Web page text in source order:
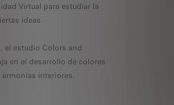
Virtual para estudiar la
ideas.
el estudio Colors and
en el desarrollo de colores
armonías interiores.